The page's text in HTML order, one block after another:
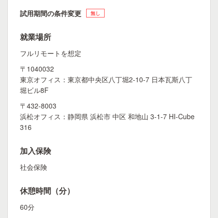
試用期間の条件変更
無し
就業場所
フルリモートを想定
〒1040032
東京オフィス：東京都中央区八丁堀2-10-7 日本瓦斯八丁
堀ビル8F
〒432-8003
浜松オフィス：静岡県 浜松市 中区 和地山 3-1-7 HI-Cube
316
加入保険
社会保険
休憩時間（分）
60分